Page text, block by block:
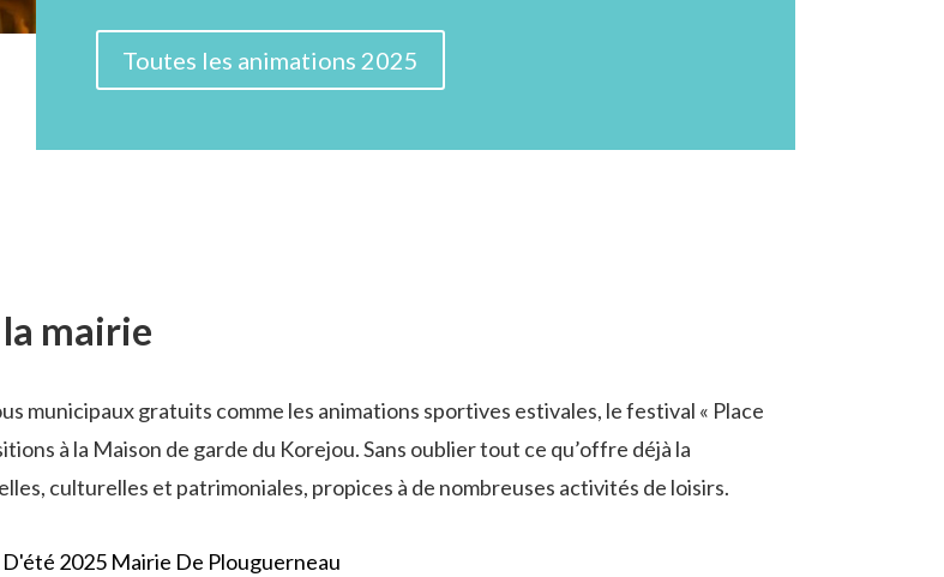
Toutes les animations 2025
mairie
municipaux gratuits comme les animations sportives estivales, le festival « Place
à la Maison de garde du Korejou.Sans oublier tout ce qu’offre déjà la
culturelles et patrimoniales, propices à de nombreuses activités de loisirs.
2025 Mairie De Plouguerneau